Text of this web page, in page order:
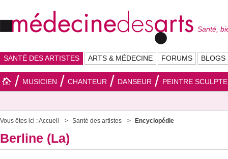
Santé,
SANTÉ DES ARTISTES ARTS & MÉDECINE FORUMS BLOGS
MUSICIEN CHANTEUR DANSEUR PEINTRE
Vous êtes ici :Accueil Santé des artistes Encyclopédie
Berline (La)